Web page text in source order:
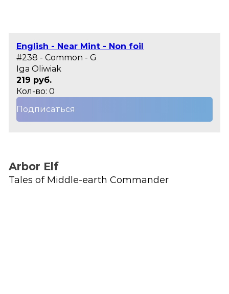
English - Near Mint - Non foil
#238 - Common - G
Iga Oliwiak
219 руб.
Кол-во: 0
Подписаться
Arbor Elf
Tales of Middle-earth Commander